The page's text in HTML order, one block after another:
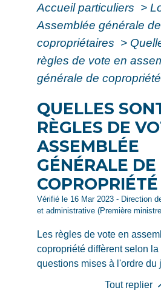
Accueil particuliers >
Assemblée générale
copropriétaires >
règles de vote en
générale de
QUELLES
RÈGLES DE
ASSEMBLÉE
GÉNÉRALE DE
COPROPRIÉTÉ
Vérifié le 16 Mar 2023 - Direction
et administrative (Première
Les règles de vote en
copropriété diffèrent selon la
questions mises à l'ordre du
Tout replier